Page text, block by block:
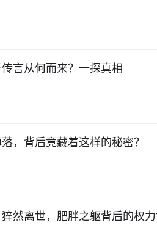
言从何而来？一探真相
，背后竟藏着这样的秘密？
然离世，肥胖之躯背后的权